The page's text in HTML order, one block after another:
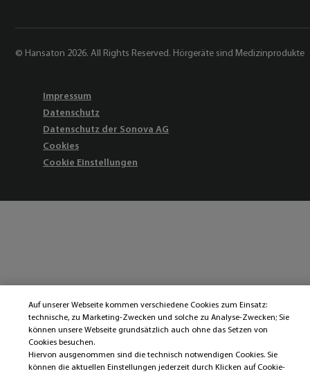
© Hansaton 2026. All Rights Reserved. Hörgeräte sind Medizinprodukte
Impressum
Datenschutz
Datenschutz der Sonova AG
Cookies
Cookie Einstellungen
Auf unserer Webseite kommen verschiedene Cookies zum Einsatz:
technische, zu Marketing-Zwecken und solche zu Analyse-Zwecken; Sie
können unsere Webseite grundsätzlich auch ohne das Setzen von
Cookies besuchen.
Hiervon ausgenommen sind die technisch notwendigen Cookies. Sie
können die aktuellen Einstellungen jederzeit durch Klicken auf Cookie-